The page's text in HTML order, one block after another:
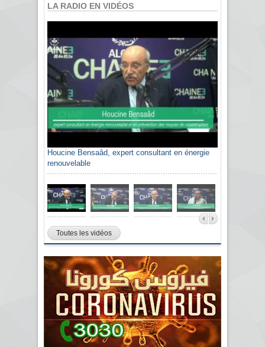
LA RADIO EN VIDÉOS
Houcine Bensaâd, expert consultant en énergie
renouvelable
Toutes les vidéos